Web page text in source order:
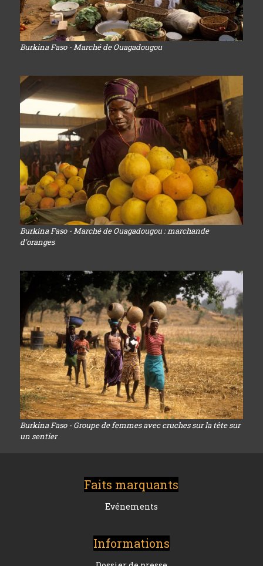
Burkina Faso - Marché de Ouagadougou
Burkina Faso - Marché de Ouagadougou : marchande
d'oranges
Burkina Faso - Groupe de femmes avec cruches sur la tête sur
un sentier
Faits marquants
Evénements
Informations